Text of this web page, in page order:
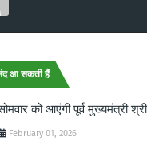
आ सकती हैं
को आएंगी पूर्व मुख्यमंत्री
February 01, 2026